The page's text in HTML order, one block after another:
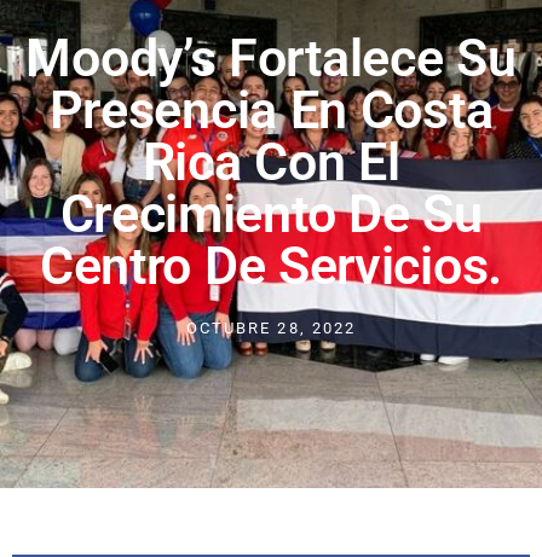
Moody’s Fortalece Su
Presencia En Costa
Rica Con El
Crecimiento De Su
Centro De Servicios.
OCTUBRE 28, 2022